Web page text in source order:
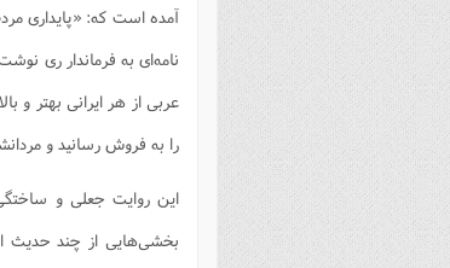
آمده است که: «پایداری
نامه‌ای به فرماندار ری
عربی از هر ایرانی بهتر و
را به فروش رسانید و
این روایت جعلی و
بخشی‌هایی از چند حدیث